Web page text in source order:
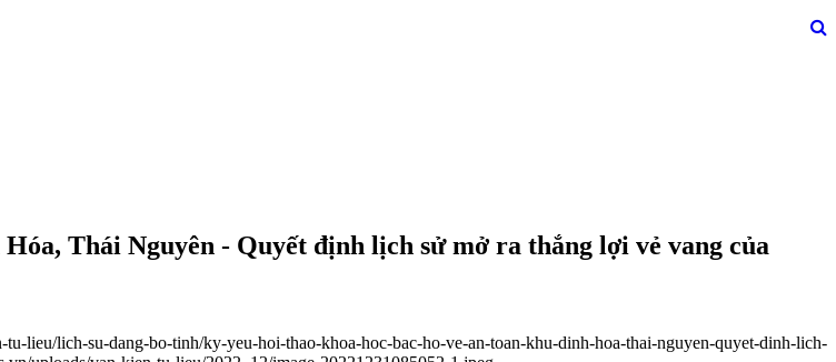
Thái Nguyên - Quyết định lịch sử mở ra thắng lợi vẻ vang của
tu-lieu/lich-su-dang-bo-tinh/ky-yeu-hoi-thao-khoa-hoc-bac-ho-ve-an-toan-khu-dinh-hoa-thai-nguyen-quyet-dinh-lich-